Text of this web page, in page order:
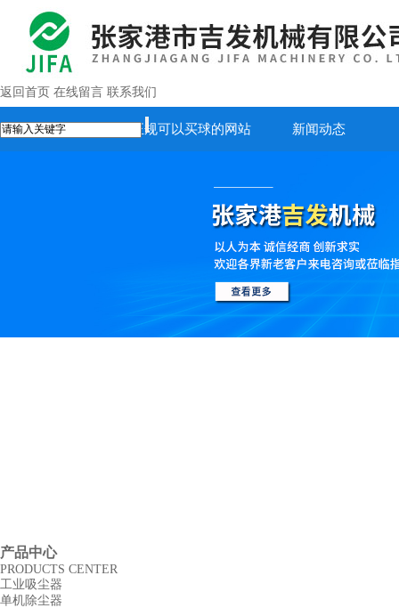
返回首页 在线留言 联系我们
首页 正规可以买球的网站 新闻动态
产品中心
PRODUCTS CENTER
工业吸尘器
单机除尘器